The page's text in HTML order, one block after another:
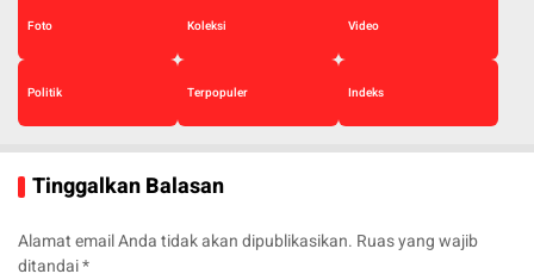
Foto Koleksi Video
Politik Terpopuler Indeks
Tinggalkan Balasan
Alamat email Anda tidak akan dipublikasikan. Ruas yang wajib
ditandai*